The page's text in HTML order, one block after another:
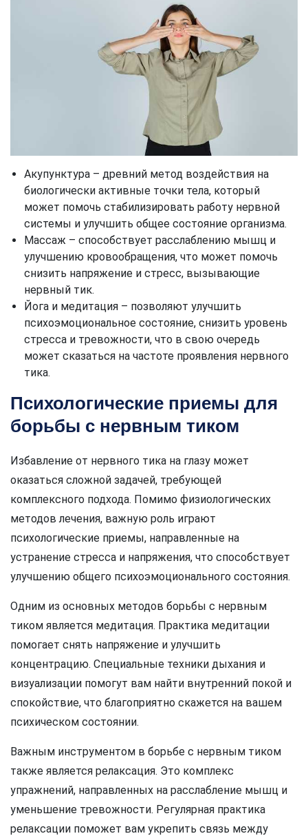
Акупунктура – древний метод воздействия на
биологически активные точки тела, который
может помочь стабилизировать работу нервной
системы и улучшить общее состояние организма.
Массаж – способствует расслаблению мышц и
улучшению кровообращения, что может помочь
снизить напряжение и стресс, вызывающие
нервный тик.
Йога и медитация – позволяют улучшить
психоэмоциональное состояние, снизить уровень
стресса и тревожности, что в свою очередь
может сказаться на частоте проявления нервного
тика.
Психологические приемы для
борьбы с нервным тиком
Избавление от нервного тика на глазу может
оказаться сложной задачей, требующей
комплексного подхода. Помимо физиологических
методов лечения, важную роль играют
психологические приемы, направленные на
устранение стресса и напряжения, что способствует
улучшению общего психоэмоционального состояния.
Одним из основных методов борьбы с нервным
тиком является медитация. Практика медитации
помогает снять напряжение и улучшить
концентрацию. Специальные техники дыхания и
визуализации помогут вам найти внутренний покой и
спокойствие, что благоприятно скажется на вашем
психическом состоянии.
Важным инструментом в борьбе с нервным тиком
также является релаксация. Это комплекс
упражнений, направленных на расслабление мышц и
уменьшение тревожности. Регулярная практика
релаксации поможет вам укрепить связь между